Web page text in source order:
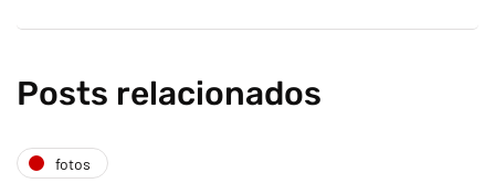
Posts relacionados
fotos